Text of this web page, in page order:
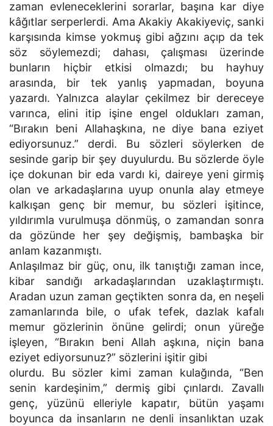
zaman evleneceklerini sorarlar, başına kar diye
kâğıtlar serperlerdi. Ama Akakiy Akakiyeviç, sanki
karşısında kimse yokmuş gibi ağzını açıp da tek
söz söylemezdi; dahası, çalışması üzerinde
bunların hiçbir etkisi olmazdı; bu hayhuy
arasında, bir tek yanlış yapmadan, boyuna
yazardı. Yalnızca alaylar çekilmez bir dereceye
varınca, elini itip işine engel oldukları zaman,
“Bırakın beni Allahaşkına, ne diye bana eziyet
ediyorsunuz.” derdi. Bu sözleri söylerken de
sesinde garip bir şey duyulurdu. Bu sözlerde öyle
içe dokunan bir eda vardı ki, daireye yeni girmiş
olan ve arkadaşlarına uyup onunla alay etmeye
kalkışan genç bir memur, bu sözleri işitince,
yıldırımla vurulmuşa dönmüş, o zamandan sonra
da gözünde her şey değişmiş, bambaşka bir
anlam kazanmıştı.
Anlaşılmaz bir güç, onu, ilk tanıştığı zaman ince,
kibar sandığı arkadaşlarından uzaklaştırmıştı.
Aradan uzun zaman geçtikten sonra da, en neşeli
zamanlarında bile, o ufak tefek, dazlak kafalı
memur gözlerinin önüne gelirdi; onun yüreğe
işleyen, “Bırakın beni Allah aşkına, niçin bana
eziyet ediyorsunuz?” sözlerini işitir gibi
olurdu. Bu sözler kimi zaman kulağında, “Ben
senin kardeşinim,” dermiş gibi çınlardı. Zavallı
genç, yüzünü elleriyle kapatır, bütün yaşamı
boyunca da insanların ne denli insanlıktan uzak